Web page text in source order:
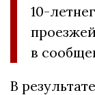
10-
в
В